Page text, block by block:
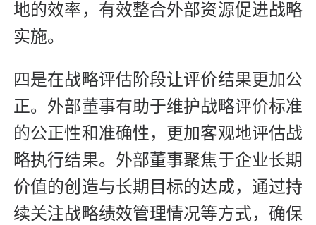
地的效率，有效整合外部资源促进战略
实施。
四是在战略评估阶段让评价结果更加公
正。外部董事有助于维护战略评价标准
的公正性和准确性，更加客观地评估战
略执行结果。外部董事聚焦于企业长期
价值的创造与长期目标的达成，通过持
续关注战略绩效管理情况等方式，确保